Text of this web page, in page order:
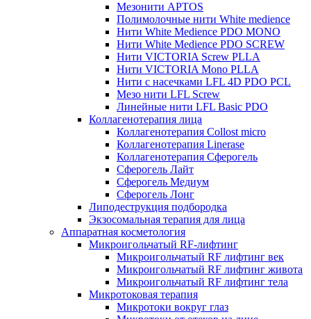
Мезонити APTOS
Полимолочные нити White medience
Нити White Medience PDO MONO
Нити White Medience PDO SCREW
Нити VICTORIA Screw PLLA
Нити VICTORIA Mono PLLA
Нити с насечками LFL 4D PDO PCL
Мезо нити LFL Screw
Линейные нити LFL Basic PDO
Коллагенотерапия лица
Коллагенотерапия Collost micro
Коллагенотерапия Linerase
Коллагенотерапия Сферогель
Сферогель Лайт
Сферогель Медиум
Сферогель Лонг
Липодеструкция подбородка
Экзосомальная терапия для лица
Аппаратная косметология
Микроигольчатый RF-лифтинг
Микроигольчатый RF лифтинг век
Микроигольчатый RF лифтинг живота
Микроигольчатый RF лифтинг тела
Микротоковая терапия
Микротоки вокруг глаз